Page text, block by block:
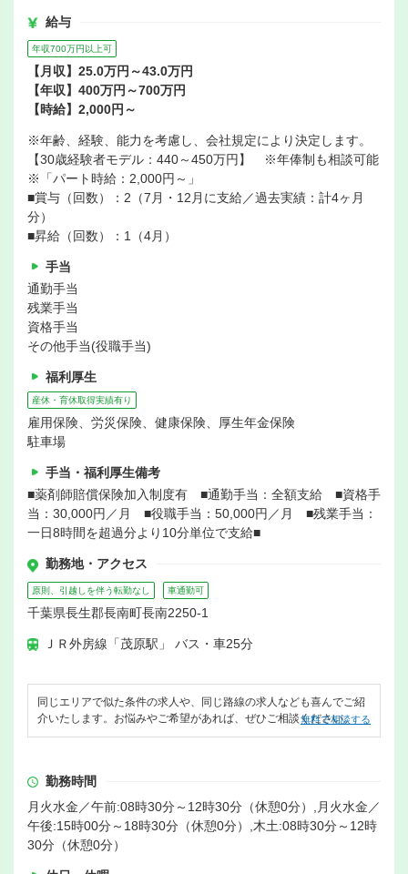
給与
年収700万円以上可
【月収】25.0万円～43.0万円
【年収】400万円～700万円
【時給】2,000円～
※年齢、経験、能力を考慮し、会社規定により決定します。
【30歳経験者モデル：440～450万円】 ※年俸制も相談可能
※「パート時給：2,000円～」
■賞与（回数）：2（7月・12月に支給／過去実績：計4ヶ月
分）
■昇給（回数）：1（4月）
手当
通勤手当
残業手当
資格手当
その他手当(役職手当)
福利厚生
産休・育休取得実績有り
雇用保険、労災保険、健康保険、厚生年金保険
駐車場
手当・福利厚生備考
■薬剤師賠償保険加入制度有 ■通勤手当：全額支給 ■資格手
当：30,000円／月 ■役職手当：50,000円／月 ■残業手当：
一日8時間を超過分より10分単位で支給■
勤務地・アクセス
原則、引越しを伴う転勤なし 車通勤可
千葉県長生郡長南町長南2250-1
ＪＲ外房線「茂原駅」 バス・車25分
同じエリアで似た条件の求人や、同じ路線の求人なども喜んでご紹
介いたします。お悩みやご希望があれば、ぜひご相談ください。
無料で相談する
勤務時間
月火水金／午前:08時30分～12時30分（休憩0分）,月火水金／
午後:15時00分～18時30分（休憩0分）,木土:08時30分～12時
30分（休憩0分）